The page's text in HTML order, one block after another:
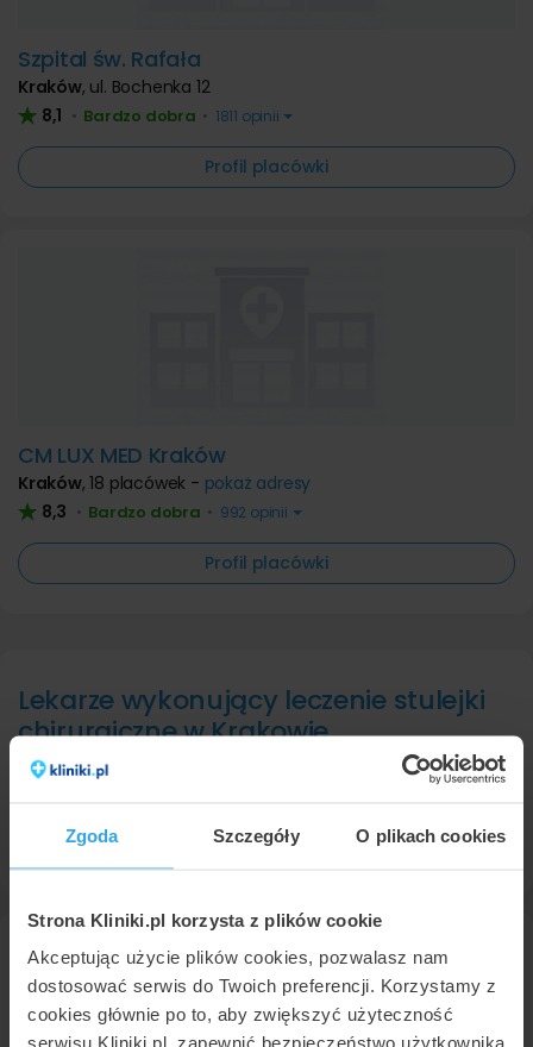
Zgoda Szczegóły O plikach cookies
Strona Kliniki.pl korzysta z plików cookie
Akceptując użycie plików cookies, pozwalasz nam
dostosować serwis do Twoich preferencji. Korzystamy z
cookies głównie po to, aby zwiększyć użyteczność
serwisu Kliniki.pl, zapewnić bezpieczeństwo użytkownika
Szpital św. Rafała
Kraków, ul. Bochenka 12
8,1 • Bardzo dobra • 1811 opinii
Profil placówki
CM LUX MED Kraków
Kraków,18 placówek - pokaż adresy
8,3 • Bardzo dobra • 992 opinii
Profil placówki
Lekarze wykonujący leczenie stulejki
chirurgiczne w Krakowie
W Krakowie posiadamy w ofercie 10 specjalistów, którzy są
różnych placówkach. Usługa leczenie stulejki w Krakowie jest
najczęściej wykonywana przez
urolog
wSpecjalistyczny Gabinet Urologiczny dr n.med Sławomir Mrozicki